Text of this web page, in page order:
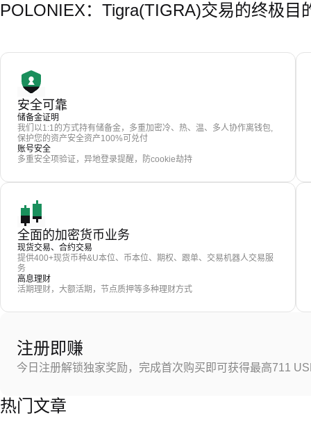
POLONIEX：Tigra(TIGRA)交易的终极目
安全可靠
储备金证明
我们以1:1的方式持有储备金，多重加密冷、热、温、多人协作离钱包,
保护您的资产安全资产100%可兑付
账号安全
多重安全项验证，异地登录提醒，防cookie劫持
全面的加密货币业务
现货交易、合约交易
提供400+现货币种&U本位、币本位、期权、跟单、交易机器人交易服
务
高息理财
活期理财，大额活期，节点质押等多种理财方式
注册即赚
今日注册解锁独家奖励，完成首次购买即可获得最高711
热门文章